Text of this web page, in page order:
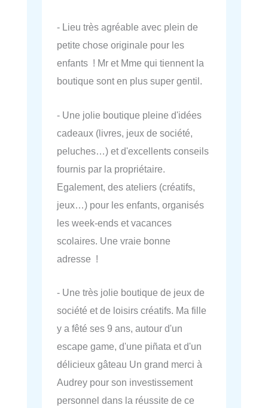
- Lieu très agréable avec plein de
petite chose originale pour les
enfants ! Mr et Mme qui tiennent la
boutique sont en plus super gentil.
- Une jolie boutique pleine d'idées
cadeaux (livres, jeux de société,
peluches…) et d'excellents conseils
fournis par la propriétaire.
Egalement, des ateliers (créatifs,
jeux…) pour les enfants, organisés
les week-ends et vacances
scolaires. Une vraie bonne
adresse !
- Une très jolie boutique de jeux de
société et de loisirs créatifs. Ma fille
y a fêté ses 9 ans, autour d'un
escape game, d'une piñata et d'un
délicieux gâteau Un grand merci à
Audrey pour son investissement
personnel dans la réussite de ce